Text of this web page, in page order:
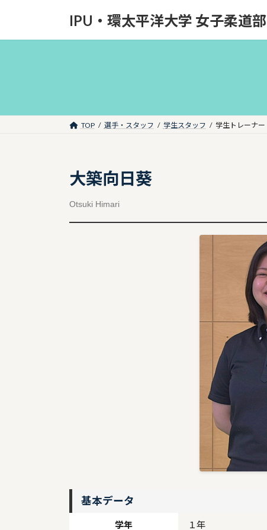
IPU・環太平洋大学 女子柔道部
TOP 選手・スタッフ 学生スタッフ 学生トレーナー
大築向日葵
Otsuki Himari
基本データ
学年 １年